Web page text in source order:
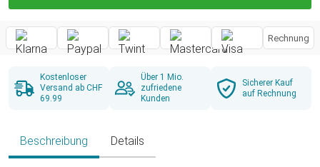
Rechnung
Kostenloser
Versand ab CHF
69.99
Über 1 Mio.
zufriedene
Kunden
Sicherer Kauf
auf Rechnung
Beschreibung Details